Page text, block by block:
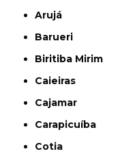
Arujá
Barueri
Biritiba Mirim
Caieiras
Cajamar
Carapicuíba
Cotia